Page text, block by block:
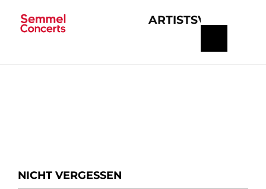
ARTISTS
NICHT VERGESSEN